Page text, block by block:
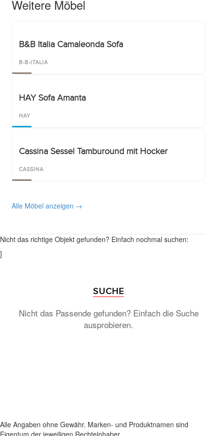
Weitere Möbel
B&B Italia Camaleonda Sofa
B-B-ITALIA
HAY Sofa Amanta
HAY
Cassina Sessel Tamburound mit Hocker
CASSINA
Alle Möbel anzeigen →
Nicht das richtige Objekt gefunden? Einfach nochmal suchen:
]
SUCHE
Nicht das Passende gefunden? Einfach die Suche
ausprobieren.
Alle Angaben ohne Gewähr. Marken- und Produktnamen sind
Eigentum der jeweiligen Rechteinhaber.